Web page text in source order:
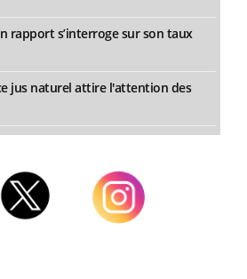
rapport s’interroge sur son taux
jus naturel attire l'attention des